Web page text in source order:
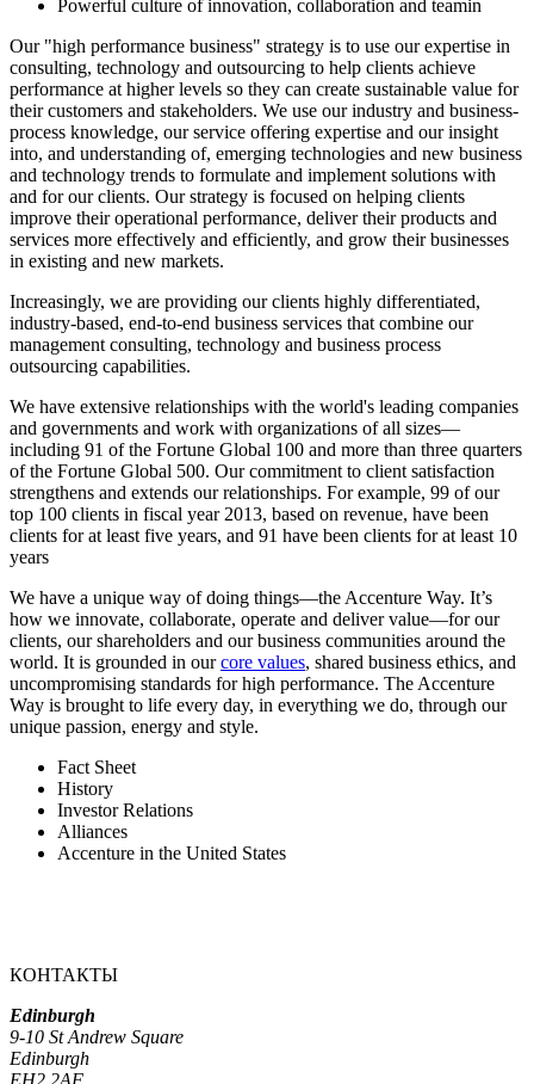
Powerful culture of innovation, collaboration and teamin
Our "high performance business" strategy is to use our expertise in
consulting, technology and outsourcing to help clients achieve
performance at higher levels so they can create sustainable value for
their customers and stakeholders. We use our industry and business-
process knowledge, our service offering expertise and our insight
into, and understanding of, emerging technologies and new business
and technology trends to formulate and implement solutions with
and for our clients. Our strategy is focused on helping clients
improve their operational performance, deliver their products and
services more effectively and efficiently, and grow their businesses
in existing and new markets.
Increasingly, we are providing our clients highly differentiated,
industry-based, end-to-end business services that combine our
management consulting, technology and business process
outsourcing capabilities.
We have extensive relationships with the world's leading companies
and governments and work with organizations of all sizes—
including 91 of the Fortune Global 100 and more than three quarters
of the Fortune Global 500. Our commitment to client satisfaction
strengthens and extends our relationships. For example, 99 of our
top 100 clients in fiscal year 2013, based on revenue, have been
clients for at least five years, and 91 have been clients for at least 10
years
We have a unique way of doing things—the Accenture Way. It’s
how we innovate, collaborate, operate and deliver value—for our
clients, our shareholders and our business communities around the
world. It is grounded in ourcore values, shared business ethics, and
uncompromising standards for high performance. The Accenture
Way is brought to life every day, in everything we do, through our
unique passion, energy and style.
Fact Sheet
History
Investor Relations
Alliances
Accenture in the United States
КОНТАКТЫ
Edinburgh
9-10 St Andrew Square
Edinburgh
EH2 2AF